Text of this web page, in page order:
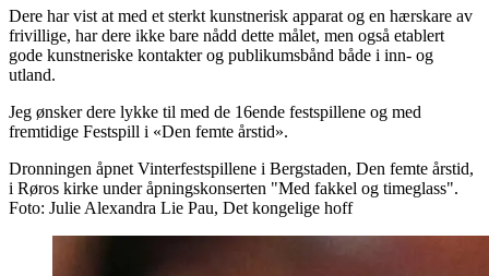
Dere har vist at med et sterkt kunstnerisk apparat og en hærskare av
frivillige, har dere ikke bare nådd dette målet, men også etablert
gode kunstneriske kontakter og publikumsbånd både i inn- og
utland.
Jeg ønsker dere lykke til med de 16ende festspillene og med
fremtidige Festspill i «Den femte årstid».
Dronningen åpnet Vinterfestspillene i Bergstaden, Den femte årstid,
i Røros kirke under åpningskonserten "Med fakkel og timeglass".
Foto: Julie Alexandra Lie Pau, Det kongelige hoff